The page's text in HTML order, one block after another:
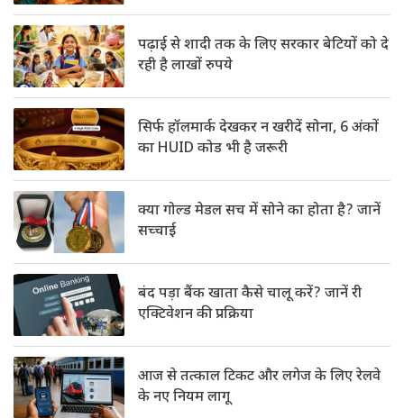
पढ़ाई से शादी तक के लिए सरकार बेटियों को दे
रही है लाखों रुपये
सिर्फ हॉलमार्क देखकर न खरीदें सोना, 6 अंकों
का HUID कोड भी है जरूरी
क्या गोल्ड मेडल सच में सोने का होता है? जानें
सच्चाई
बंद पड़ा बैंक खाता कैसे चालू करें? जानें री
एक्टिवेशन की प्रक्रिया
आज से तत्काल टिकट और लगेज के लिए रेलवे
के नए नियम लागू